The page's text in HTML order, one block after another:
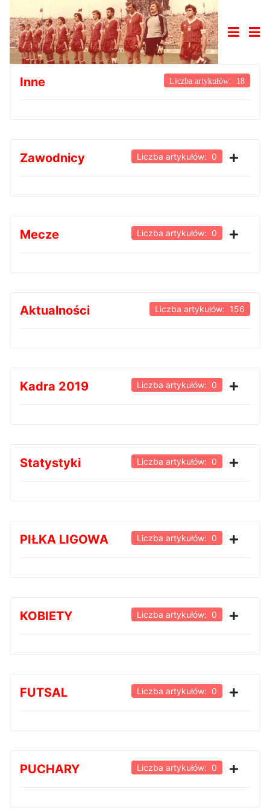
Inne Liczba artykułów: 18
Zawodnicy Liczba artykułów: 0
Mecze Liczba artykułów: 0
Aktualności Liczba artykułów: 156
Kadra 2019 Liczba artykułów: 0
Statystyki Liczba artykułów: 0
PIŁKA LIGOWA Liczba artykułów: 0
KOBIETY Liczba artykułów: 0
FUTSAL Liczba artykułów: 0
PUCHARY Liczba artykułów: 0